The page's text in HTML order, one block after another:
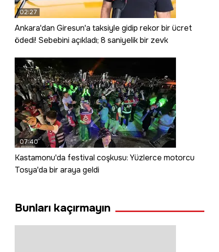
02:27
Ankara'dan Giresun'a taksiyle gidip rekor bir ücret
ödedi! Sebebini açıkladı; 8 saniyelik bir zevk
07:40
Kastamonu'da festival coşkusu: Yüzlerce motorcu
Tosya'da bir araya geldi
Bunları kaçırmayın